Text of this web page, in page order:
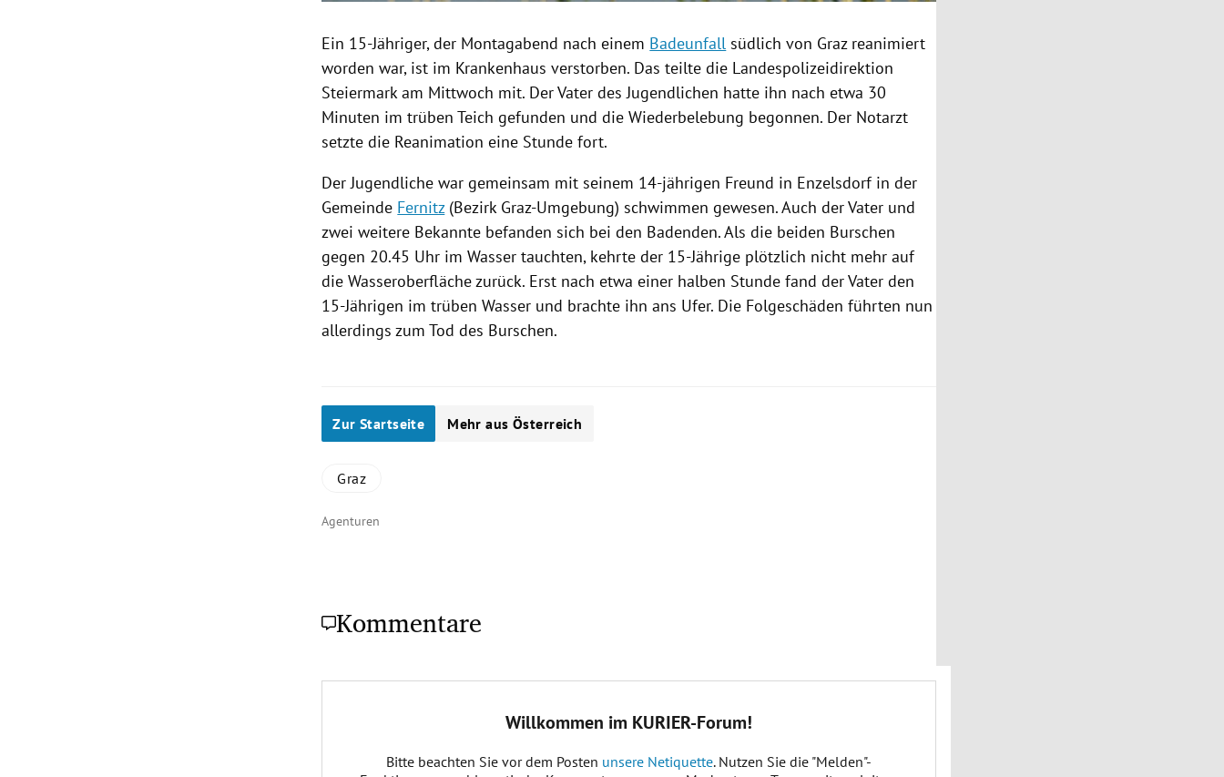
Ein 15-Jähriger, der Montagabend nach einem Badeunfall südlich von Grazreanimiert
worden war, ist im Krankenhaus verstorben. Das teilte die Landespolizeidirektion
Steiermarkam Mittwoch mit. Der Vater des Jugendlichen hatte ihn nach etwa 30
Minuten im trüben Teich gefunden und die Wiederbelebung begonnen. Der Notarzt
setzte die Reanimation eine Stunde fort.
Der Jugendliche war gemeinsam mit seinem 14-jährigen Freund in Enzelsdorf in der
Gemeinde Fernitz(Bezirk Graz-Umgebung) schwimmen gewesen. Auch der Vater und
zwei weitere Bekannte befanden sich bei den Badenden. Als die beiden Burschen
gegen 20.45 Uhr im Wasser tauchten, kehrte der 15-Jährige plötzlich nicht mehr auf
die Wasseroberfläche zurück. Erst nach etwa einer halben Stunde fand der Vater den
15-Jährigen im trüben Wasser und brachte ihn ans Ufer. Die Folgeschäden führten nun
allerdings zum Tod des Burschen.
Zur Startseite Mehr aus Österreich
Graz
Agenturen
Kommentare